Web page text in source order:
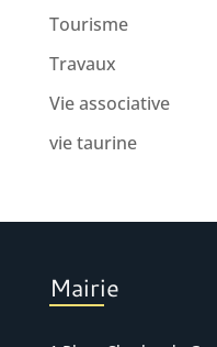
Tourisme
Travaux
Vie associative
vie taurine
Mairie